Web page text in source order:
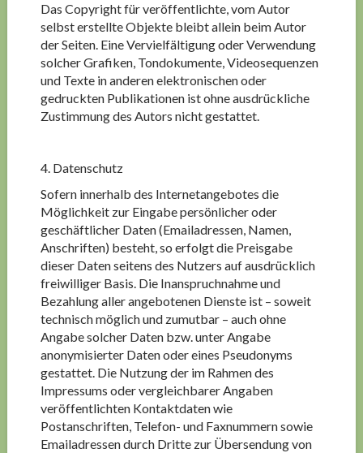
Das Copyright für veröffentlichte, vom Autor
selbst erstellte Objekte bleibt allein beim Autor
der Seiten. Eine Vervielfältigung oder Verwendung
solcher Grafiken, Tondokumente, Videosequenzen
und Texte in anderen elektronischen oder
gedruckten Publikationen ist ohne ausdrückliche
Zustimmung des Autors nicht gestattet.
4. Datenschutz
Sofern innerhalb des Internetangebotes die
Möglichkeit zur Eingabe persönlicher oder
geschäftlicher Daten (Emailadressen, Namen,
Anschriften) besteht, so erfolgt die Preisgabe
dieser Daten seitens des Nutzers auf ausdrücklich
freiwilliger Basis. Die Inanspruchnahme und
Bezahlung aller angebotenen Dienste ist – soweit
technisch möglich und zumutbar – auch ohne
Angabe solcher Daten bzw. unter Angabe
anonymisierter Daten oder eines Pseudonyms
gestattet. Die Nutzung der im Rahmen des
Impressums oder vergleichbarer Angaben
veröffentlichten Kontaktdaten wie
Postanschriften, Telefon- und Faxnummern sowie
Emailadressen durch Dritte zur Übersendung von